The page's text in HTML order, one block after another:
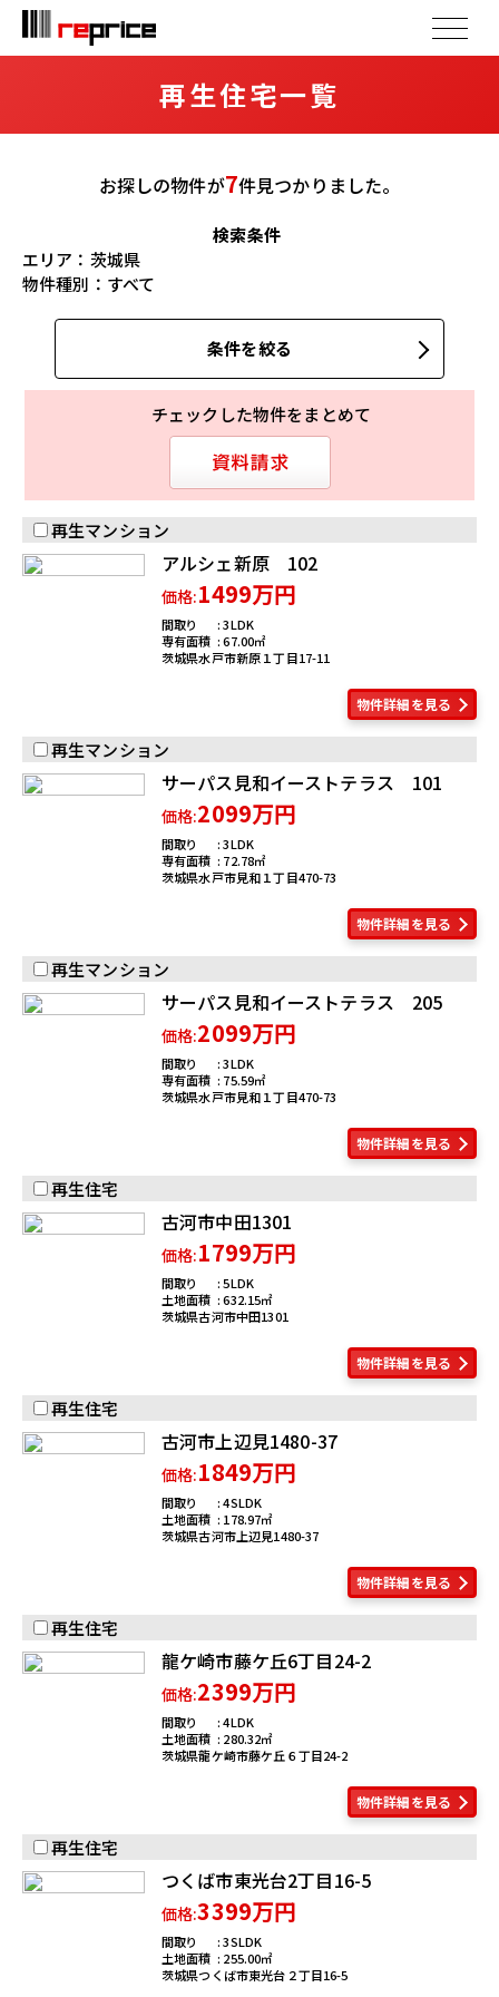
再生住宅一覧
お探しの物件が7件見つかりました。
検索条件
エリア： 茨城県
物件種別： すべて
チェックした物件をまとめて
再生マンション
アルシェ新原 102
価格:1499万円
茨城県水戸市新原１丁目17-11
間取り
3LDK
専有面積
67.00
物件詳細を見る
再生マンション
サーパス見和イーストテラス 101
価格:2099万円
茨城県水戸市見和１丁目470-73
間取り
3LDK
専有面積
72.78
物件詳細を見る
再生マンション
サーパス見和イーストテラス 205
価格:2099万円
茨城県水戸市見和１丁目470-73
間取り
3LDK
専有面積
75.59
物件詳細を見る
再生住宅
古河市中田1301
価格:1799万円
茨城県古河市中田1301
間取り
5LDK
土地面積
632.15
物件詳細を見る
再生住宅
古河市上辺見1480-37
価格:1849万円
茨城県古河市上辺見1480-37
間取り
4SLDK
土地面積
178.97
物件詳細を見る
再生住宅
龍ケ崎市藤ケ丘6丁目24-2
価格:2399万円
茨城県龍ケ崎市藤ケ丘６丁目24-2
間取り
4LDK
土地面積
280.32
物件詳細を見る
再生住宅
つくば市東光台2丁目16-5
価格:3399万円
茨城県つくば市東光台２丁目16-5
間取り
3SLDK
土地面積
255.00
条件を絞る